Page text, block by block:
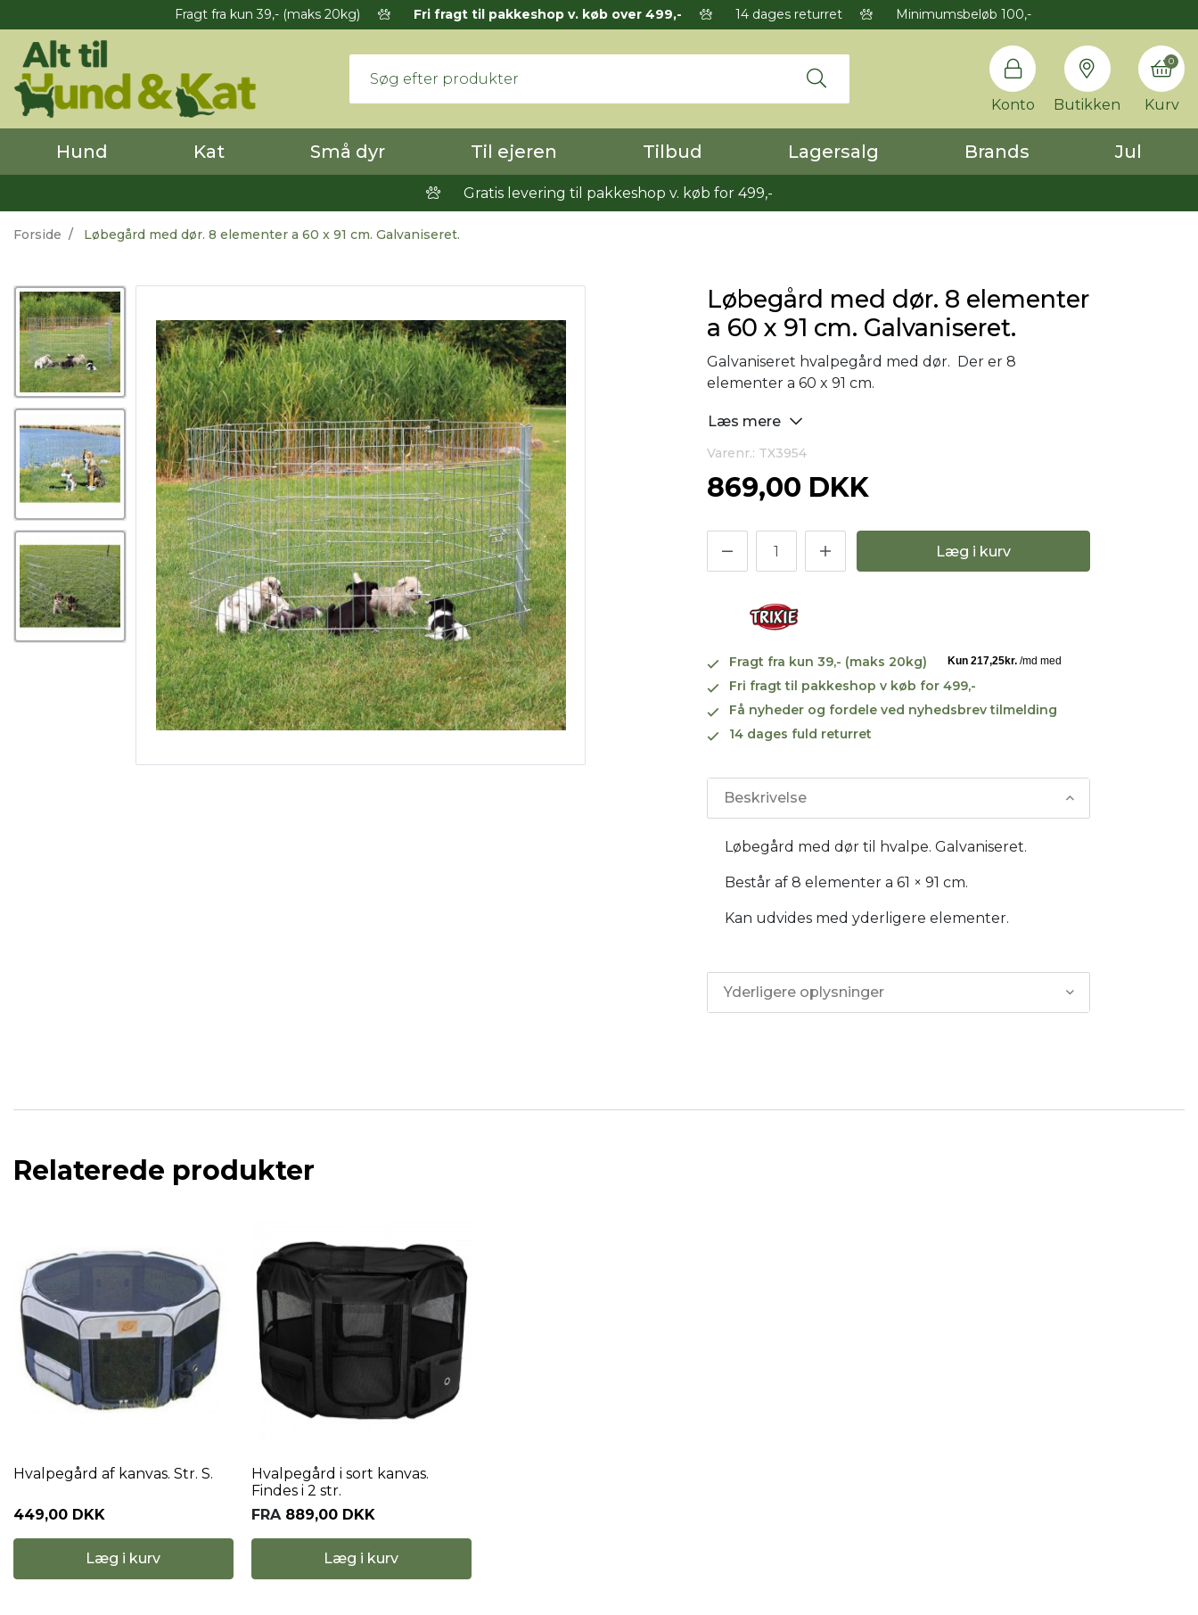
Fragt fra kun 39,- (maks 20kg) Fri fragt til pakkeshop v. køb over 499,- 14 dages returret Minimumsbeløb 100,-
Konto Butikken Kurv
0
Hund Kat Små dyr Til ejeren Tilbud Lagersalg Brands Jul
Gratis levering til pakkeshop v. køb for 499,-
Forside Løbegård med dør. 8 elementer a 60 x 91 cm. Galvaniseret.
Løbegård med dør. 8 elementer
a 60 x 91 cm. Galvaniseret.
Galvaniseret hvalpegård med dør. Der er 8
elementer a 60 x 91 cm.
Læs mere
Varenr.: TX3954
869,00 DKK
Læg i kurv
Fragt fra kun 39,- (maks 20kg)
Fri fragt til pakkeshop v køb for 499,-
Få nyheder og fordele ved nyhedsbrev tilmelding
14 dages fuld returret
Beskrivelse
Løbegård med dør til hvalpe. Galvaniseret.
Består af 8 elementer a 61 × 91 cm.
Kan udvides med yderligere elementer.
Yderligere oplysninger
Relaterede produkter
Hvalpegård af kanvas. Str. S.
449,00 DKK
Læg i kurv
Hvalpegård i sort kanvas.
Findes i 2 str.
FRA 889,00 DKK
Læg i kurv